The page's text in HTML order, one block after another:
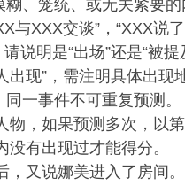
、笼统、或无关紧要的
XXX交谈”，“XXX说
明是“出场”还是“被提
现”，需注明具体出现
一事件不可重复预测。
如果预测多次，以第
有出现过才能得分。
又说娜美进入了房间。